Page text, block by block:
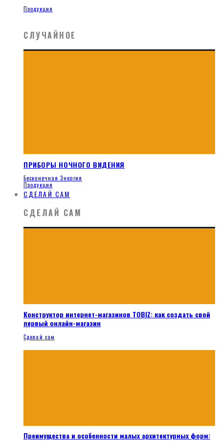
Продукция
СЛУЧАЙНОЕ
ПРИБОРЫ НОЧНОГО ВИДЕНИЯ
Бесконечная Энергия
Продукция
СДЕЛАЙ САМ
СДЕЛАЙ САМ
Конструктор интернет-магазинов TOBIZ: как создать свой
первый онлайн-магазин
Сделай сам
Преимущества и особенности малых архитектурных форм: